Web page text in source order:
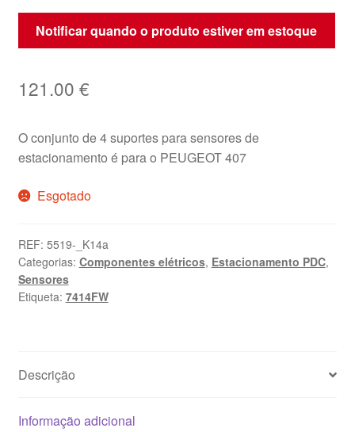
Notificar quando o produto estiver em estoque
121.00 €
O conjunto de 4 suportes para sensores de
estacionamento é para o PEUGEOT 407
Esgotado
REF: 5519-_K14a
Categorias: Componentes elétricos, Estacionamento PDC,
Sensores
Etiqueta: 7414FW
Descrição
Informação adicional